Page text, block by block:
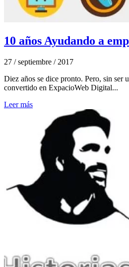
10 años Ayudando a
27 / septiembre / 2017
Diez años se dice pronto. Pero, sin ser
convertido en ExpacioWeb Digital...
Leer más